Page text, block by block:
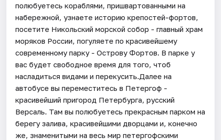
полюбуетесь кораблями, пришвартованными на
набережной, узнаете историю крепостей-фортов,
посетите Никольский морской собор - главный храм
моряков России, погуляете по красивейшему
современному парку - Острову Фортов. В парке у
вас будет свободное время для того, чтоб
насладиться видами и перекусить.Далее на
автобусе вы переместитесь в Петергоф -
красивейший пригород Петербурга, русский
Версаль. Там вы полюбуетесь прекрасным парком на
берегу залива, красивейшими дворцами и, конечно
же, знаменитыми на весь мир петергофскими